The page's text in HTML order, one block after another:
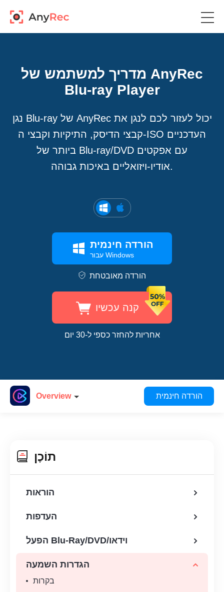
מדריך למשתמש של AnyRec
Blu-ray Player
נגן Blu-ray של AnyRec יכול לעזור לכם לנגן את
קבצי הדיסק, התיקיות וקבצי ה-ISO העדכניים
ביותר של Blu-ray/DVD עם אפקטים
אודיו-ויזואליים באיכות גבוהה.
הורדה חינמית
עבור Windows
הורדה מאובטחת
קנה עכשיו
אחריות להחזר כספי ל-30 יום
Overview הורדה חינמית
תוֹכֶן
הוראות
העדפות
הפעל Blu-Ray/DVD/וידאו
הגדרות השמעה
בקרות